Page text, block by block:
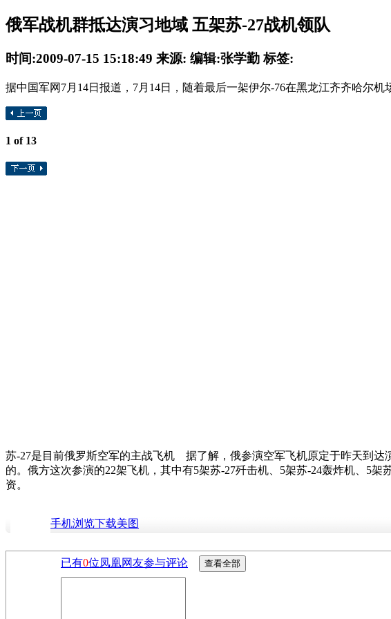
俄军战机群抵达演习地域 五架苏-27战机领队
时间:2009-07-15 15:18:49 来源: 编辑:张学勤 标签:
据中国军网7月14日报道，7月14日，随着最后一架伊尔-76在黑龙江齐齐哈尔
1 of 13
苏-27是目前俄罗斯空军的主战飞机 据了解，俄参演空军飞机原定于昨天到
的。俄方这次参演的22架飞机，其中有5架苏-27歼击机、5架苏-24轰炸机、5
资。
手机浏览下载美图
已有0位凤凰网友参与评论